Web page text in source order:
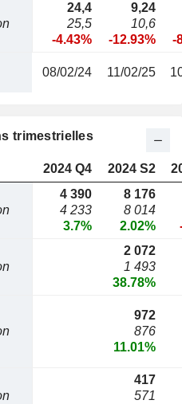
24,4
25,5
-4.43%
9,24
10,6
-12.93%
-
08/02/24 11/02/25
trimestrielles
2024 Q4 2024 S2
4 390
4 233
3.7%
8 176
8 014
2.02%
2 072
1 493
38.78%
972
876
11.01%
417
571